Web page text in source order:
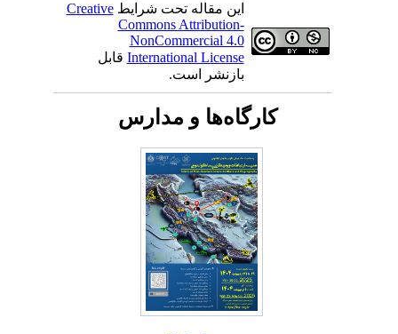
این مقاله تحت شرایطCreative
Commons Attribution-
NonCommercial 4.0
International Licenseقابل
بازنشر است.
کارگاه‌ها و مدارس